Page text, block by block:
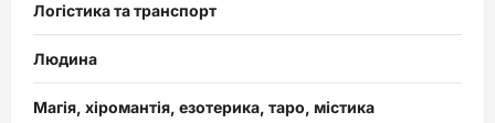
Логістика та транспорт
Людина
Магія, хіромантія, езотерика, таро, містика